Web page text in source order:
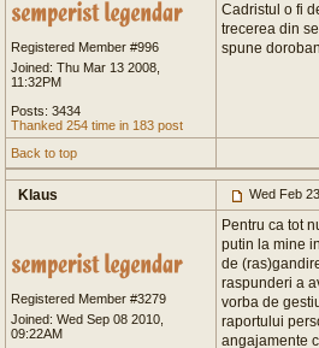
Registered Member #996
Joined: Thu Mar 13 2008,
11:32PM
Posts: 3434
Thanked 254 time in 183 post
Cadristul o fi
trecerea din
spune
Back to top
Klaus Wed Feb
Registered Member #3279
Joined: Wed Sep 08 2010,
09:22AM
Pentru ca tot
putin la mine
de
raspunderi a
vorba de
raportului
angajamente